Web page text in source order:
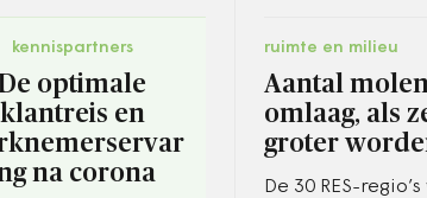
kennispartners
De optimale
klantreis en
na corona
ruimte en milieu
Aantal
omlaag, als
groter
De 30 RES-